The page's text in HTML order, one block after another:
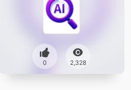
0 2,328